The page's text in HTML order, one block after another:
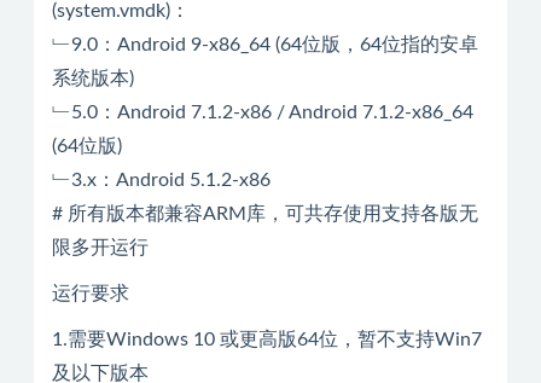
(system.vmdk)：
﹂9.0：Android 9-x86_64 (64位版，64位指的安卓
系统版本)
﹂5.0：Android 7.1.2-x86 / Android 7.1.2-x86_64
(64位版)
﹂3.x：Android 5.1.2-x86
# 所有版本都兼容ARM库，可共存使用支持各版无
限多开运行
运行要求
1.需要Windows 10 或更高版64位，暂不支持Win7
及以下版本